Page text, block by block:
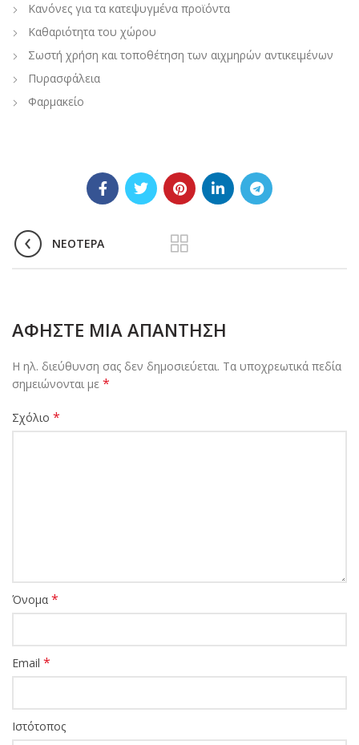
Κανόνες για τα κατεψυγμένα προϊόντα
Καθαριότητα του χώρου
Σωστή χρήση και τοποθέτηση των αιχμηρών αντικειμένων
Πυρασφάλεια
Φαρμακείο
ΝΕΌΤΕΡΑ
ΑΦΉΣΤΕ ΜΙΑ ΑΠΆΝΤΗΣΗ
Η ηλ. διεύθυνση σας δεν δημοσιεύεται. Τα υποχρεωτικά πεδία
σημειώνονται με *
Σχόλιο *
Όνομα *
Email *
Ιστότοπος